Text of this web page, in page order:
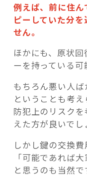
例えば、前に住
ピーしていた分
せん。
ほかにも、原状
ーを持っている可
もちろん悪い人
ということも考え
防犯上のリスク
えた方が良いでし
しかし鍵の交換
「可能であれば
と思うのも当然で